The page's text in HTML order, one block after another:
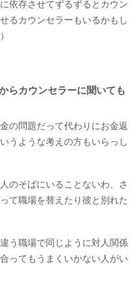
依存させてずるずるとカウン
るカウンセラーもいるかもし
らカウンセラーに聞いても
の問題だって代わりにお金返
うような考えの方もいらっし
のそばにいることないわ、さ
て職場を替えたり彼と別れた
う職場で同じように対人関係
ってもうまくいかない人がい